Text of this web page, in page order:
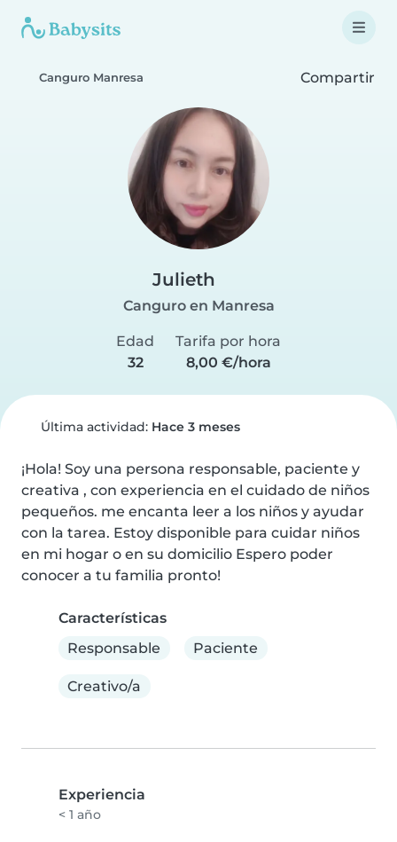
Canguro Manresa Compartir
Julieth
Canguro en Manresa
Edad
32
Tarifa por hora
8,00 €/hora
Última actividad: Hace 3 meses
¡Hola! Soy una persona responsable, paciente y
creativa , con experiencia en el cuidado de niños
pequeños. me encanta leer a los niños y ayudar
con la tarea. Estoy disponible para cuidar niños
en mi hogar o en su domicilio Espero poder
conocer a tu familia pronto!
Características
Responsable
Paciente
Creativo/a
Experiencia
< 1 año